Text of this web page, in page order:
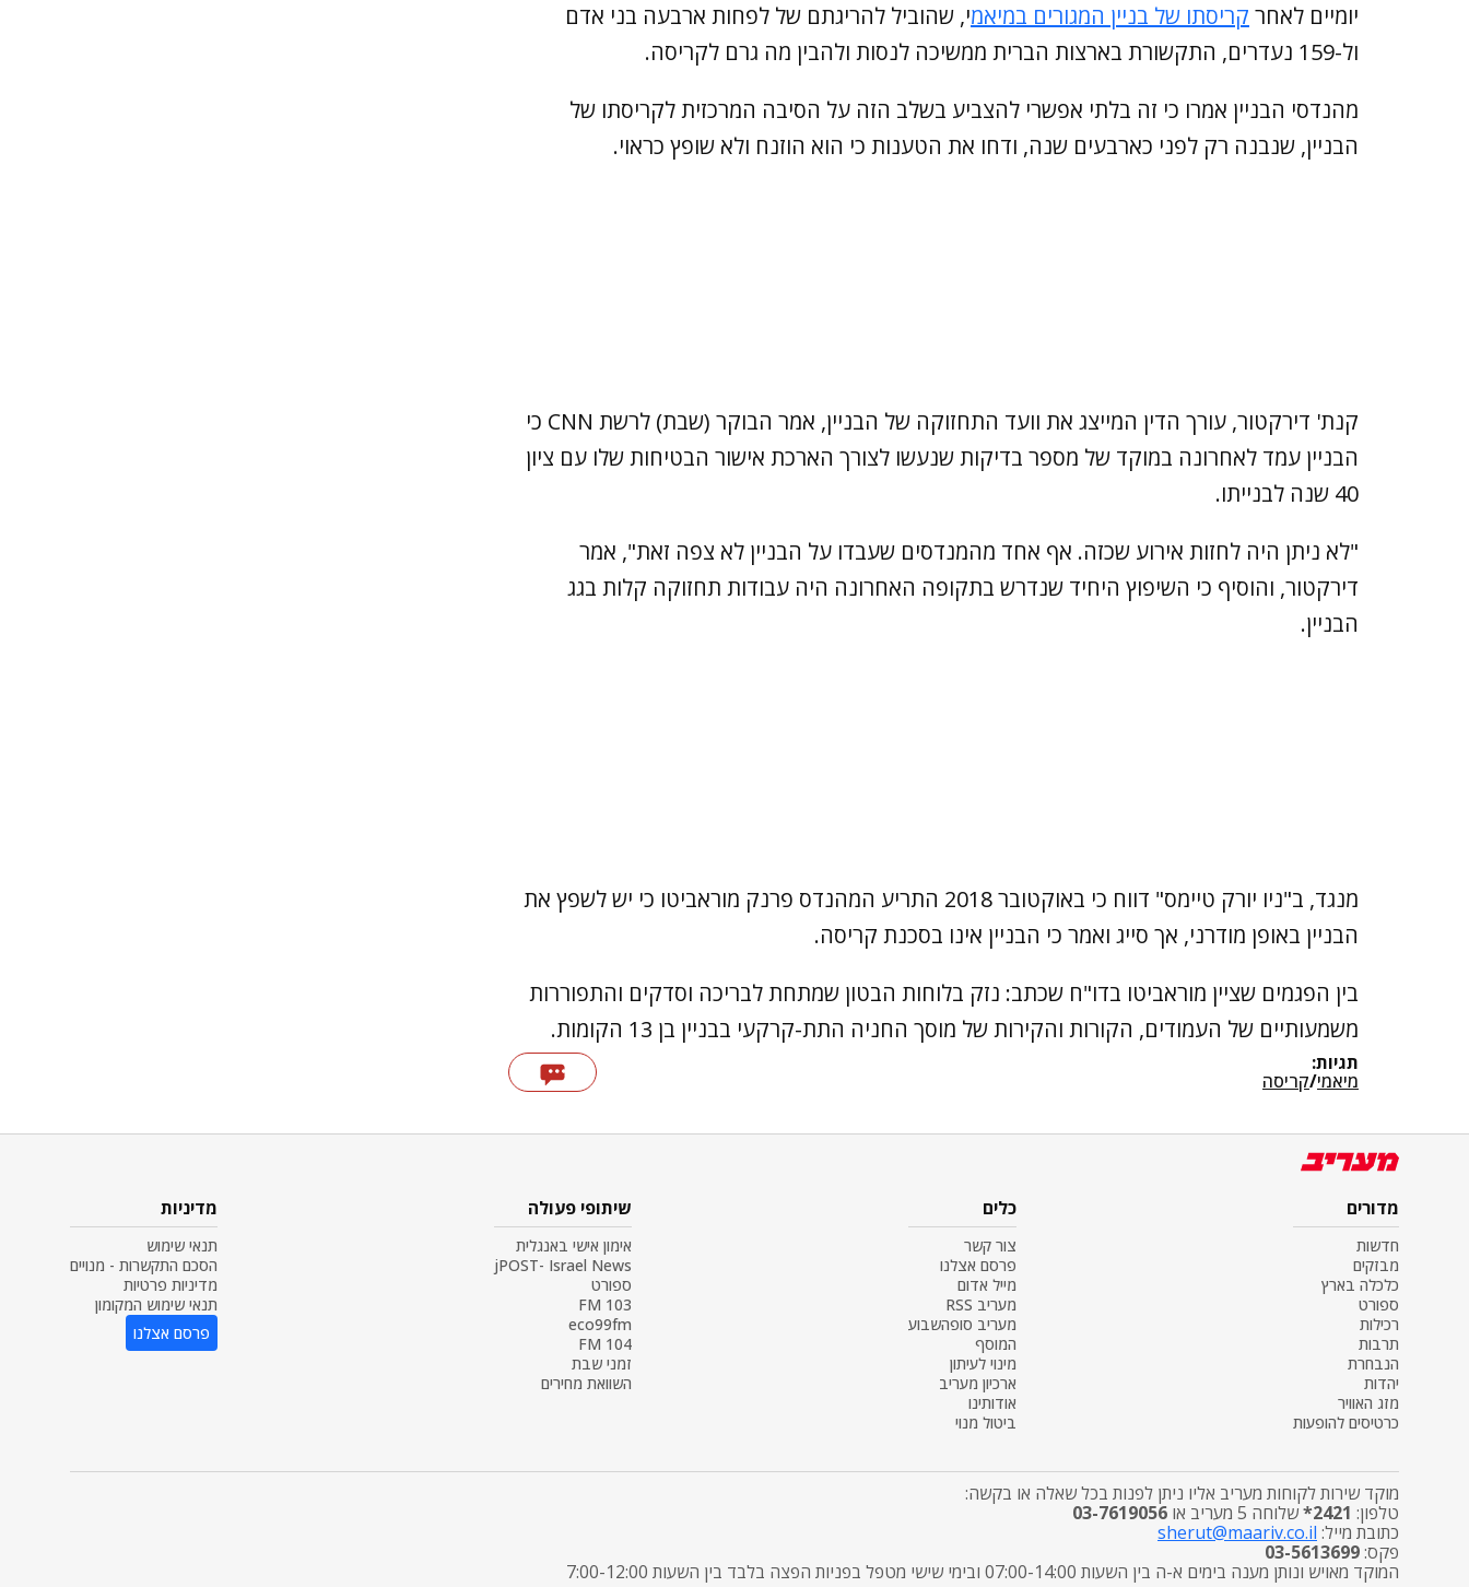
יומיים לאחר קריסתו של בניין המגורים במיאמי, שהוביל להריגתם של לפחות ארבעה בני אדם
ול-159 נעדרים, התקשורת בארצות הברית ממשיכה לנסות ולהבין מה גרם לקריסה.
מהנדסי הבניין אמרו כי זה בלתי אפשרי להצביע בשלב הזה על הסיבה המרכזית לקריסתו של
הבניין, שנבנה רק לפני כארבעים שנה, ודחו את הטענות כי הוא הוזנח ולא שופץ כראוי.
קנת' דירקטור, עורך הדין המייצג את וועד התחזוקה של הבניין, אמר הבוקר (שבת) לרשת CNN כי
הבניין עמד לאחרונה במוקד של מספר בדיקות שנעשו לצורך הארכת אישור הבטיחות שלו עם ציון
40 שנה לבנייתו.
"לא ניתן היה לחזות אירוע שכזה. אף אחד מהמנדסים שעבדו על הבניין לא צפה זאת", אמר
דירקטור, והוסיף כי השיפוץ היחיד שנדרש בתקופה האחרונה היה עבודות תחזוקה קלות בגג
הבניין.
מנגד, ב"ניו יורק טיימס" דווח כי באוקטובר 2018 התריע המהנדס פרנק מוראביטו כי יש לשפץ את
הבניין באופן מודרני, אך סייג ואמר כי הבניין אינו בסכנת קריסה.
בין הפגמים שציין מוראביטו בדו"ח שכתב: נזק בלוחות הבטון שמתחת לבריכה וסדקים והתפוררות
משמעותיים של העמודים, הקורות והקירות של מוסך החניה התת-קרקעי בבניין בן 13 הקומות.
תגיות:
מיאמי/קריסה
מדורים
חדשות
מבזקים
כלכלה בארץ
ספורט
רכילות
תרבות
הנבחרת
יהדות
מזג האוויר
כרטיסים להופעות
כלים
צור קשר
פרסם אצלנו
מייל אדום
מעריב RSS
מעריב סופהשבוע
המוסף
מינוי לעיתון
ארכיון מעריב
אודותינו
ביטול מנוי
שיתופי פעולה
אימון אישי באנגלית
jPOST- Israel News
ספורט
103 FM
eco99fm
104 FM
זמני שבת
השוואת מחירים
מדיניות
תנאי שימוש
הסכם התקשרות - מנויים
מדיניות פרטיות
תנאי שימוש המקומון
פרסם אצלנו
מוקד שירות לקוחות מעריב אליו ניתן לפנות בכל שאלה או בקשה:
טלפון: 2421* שלוחה 5 מעריב או
03-7619056
כתובת מייל: sherut@maariv.co.il
פקס:03-5613699
המוקד מאויש ונותן מענה בימים א-ה בין השעות 07:00-14:00 ובימי שישי מטפל בפניות הפצה בלבד בין השעות 7:00-12:00